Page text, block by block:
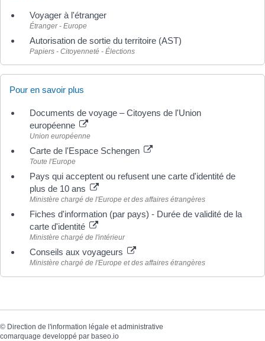
Voyager à l'étranger
Étranger - Europe
Autorisation de sortie du territoire (AST)
Papiers - Citoyenneté - Élections
Pour en savoir plus
Documents de voyage – Citoyens de l'Union
européenne
Union européenne
Carte de l'Espace Schengen
Toute l'Europe
Pays qui acceptent ou refusent une carte d'identité de
plus de 10 ans
Ministère chargé de l'Europe et des affaires étrangères
Fiches d'information (par pays) - Durée de validité de la
carte d'identité
Ministère chargé de l'intérieur
Conseils aux voyageurs
Ministère chargé de l'Europe et des affaires étrangères
© Direction de l'information légale et administrative
comarquage developpé par baseo.io